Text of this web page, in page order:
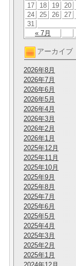
« 7月
17
18 19 20
24
25 26 27
31
アーカイブ
2026年8月
2026年7月
2026年6月
2026年5月
2026年4月
2026年3月
2026年2月
2026年1月
2025年12月
2025年11月
2025年10月
2025年9月
2025年8月
2025年7月
2025年6月
2025年5月
2025年4月
2025年3月
2025年2月
2025年1月